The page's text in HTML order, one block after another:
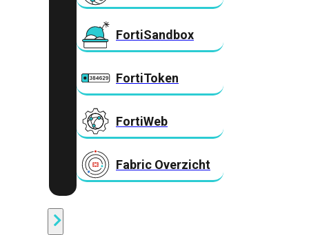
FortiSandbox
FortiToken
FortiWeb
Fabric Overzicht